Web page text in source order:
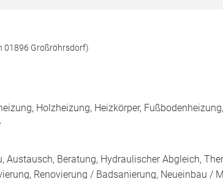
01896 Großröhrsdorf)
Holzheizung, Heizkörper,
Austausch, Beratung, Hydraulischer Abgleich,
Renovierung / Badsanierung, Neueinbau /